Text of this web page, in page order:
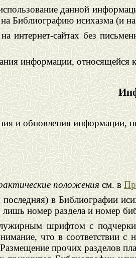
данной
Библиографию исихазма (и
интернет-сайтах без
информации, относящейся
и обновления информации,
положениясм. в
последняя) в Библиографии
лишь номер раздела и номер
шрифтом с
что в соответствии с
прочих разделов